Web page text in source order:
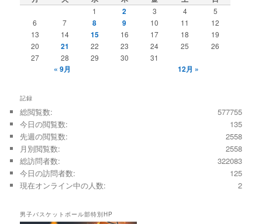
1 2 3 4
5
6
7 8 9 10 11
12
13
14 15 16 17 18
19
20
21 22 23 24 25
26
27
28 29 30 31
« 9月 12月 »
記録
577755
総閲覧数:
135
今日の閲覧数:
2558
先週の閲覧数:
2558
月別閲覧数:
322083
総訪問者数:
125
今日の訪問者数:
2
現在オンライン中の人数:
男子バスケットボール部特別HP